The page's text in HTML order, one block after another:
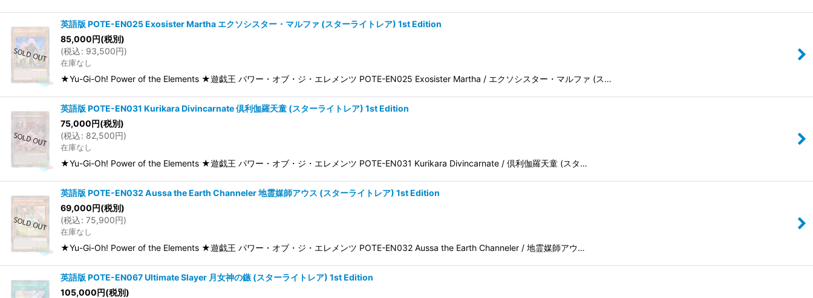
英語版 POTE-EN025 Exosister Martha エクソシスター・マルファ (スターライトレア) 1st Edition
85,000円(税別)
(税込: 93,500円)
在庫なし
★Yu-Gi-Oh! Power of the Elements ★遊戯王 パワー・オブ・ジ・エレメンツ POTE-EN025 Exosister Martha / エクソシスター・マルファ (ス…
英語版 POTE-EN031 Kurikara Divincarnate 倶利伽羅天童 (スターライトレア) 1st Edition
75,000円(税別)
(税込: 82,500円)
在庫なし
★Yu-Gi-Oh! Power of the Elements ★遊戯王 パワー・オブ・ジ・エレメンツ POTE-EN031 Kurikara Divincarnate / 倶利伽羅天童 (スタ…
英語版 POTE-EN032 Aussa the Earth Channeler 地霊媒師アウス (スターライトレア) 1st Edition
69,000円(税別)
(税込: 75,900円)
在庫なし
★Yu-Gi-Oh! Power of the Elements ★遊戯王 パワー・オブ・ジ・エレメンツ POTE-EN032 Aussa the Earth Channeler / 地霊媒師アウ…
英語版 POTE-EN067 Ultimate Slayer 月女神の鏃 (スターライトレア) 1st Edition
105,000円(税別)